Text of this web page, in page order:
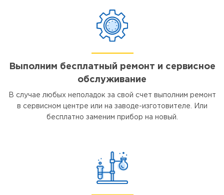
Выполним бесплатный ремонт и сервисное
обслуживание
В случае любых неполадок за свой счет выполним ремонт
в сервисном центре или на заводе-изготовителе. Или
бесплатно заменим прибор на новый.